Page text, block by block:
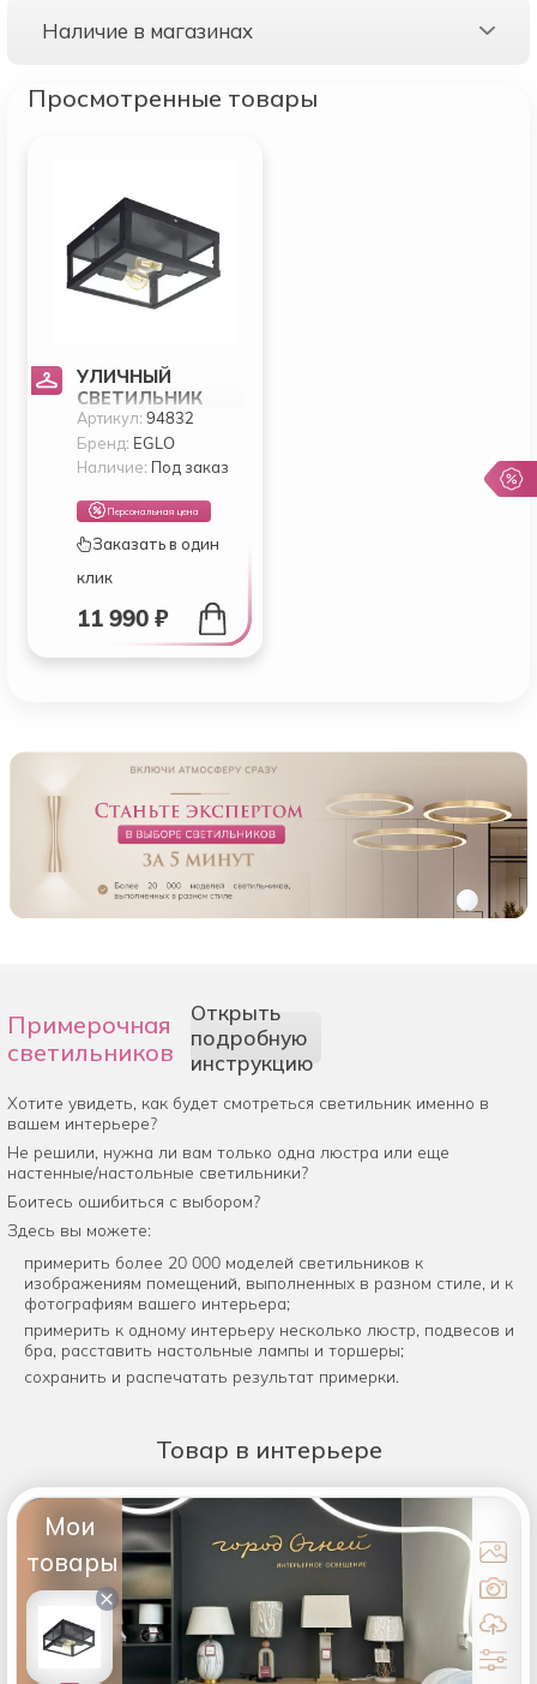
Наличие в магазинах
Просмотренные товары
УЛИЧНЫЙ
СВЕТИЛЬНИК
EGLO ALAMONTE 1
94832
Артикул:94832
Бренд: EGLO
Наличие: Под заказ
Персональная цена
Заказать в один
клик
11 990 ₽
Примерочная
светильников
Открыть
подробную
инструкцию
Хотите увидеть, как будет смотреться светильник именно в
вашем интерьере?
Не решили, нужна ли вам только одна люстра или еще
настенные/настольные светильники?
Боитесь ошибиться с выбором?
Здесь вы можете:
примерить более 20 000 моделей светильников к
изображениям помещений, выполненных в разном стиле, и к
фотографиям вашего интерьера;
примерить к одному интерьеру несколько люстр, подвесов и
бра, расставить настольные лампы и торшеры;
сохранить и распечатать результат примерки.
Товар в интерьере
Мои
товары
×